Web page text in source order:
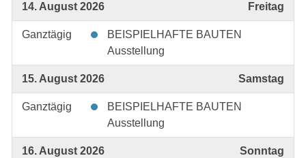
14. August 2026 Freitag
Ganztägig
BEISPIELHAFTE BAUTEN
Ausstellung
15. August 2026 Samstag
Ganztägig
BEISPIELHAFTE BAUTEN
Ausstellung
16. August 2026 Sonntag